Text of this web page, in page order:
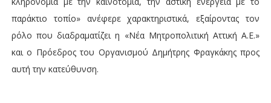
παράκτιο τοπίο» ανέφερε χαρακτηριστικά, εξαίροντας τον
ρόλο που διαδραματίζει η «Νέα Μητροπολιτική Αττική Α.Ε.»
και ο Πρόεδρος του Οργανισμού Δημήτρης Φραγκάκης προς
αυτή την κατεύθυνση.